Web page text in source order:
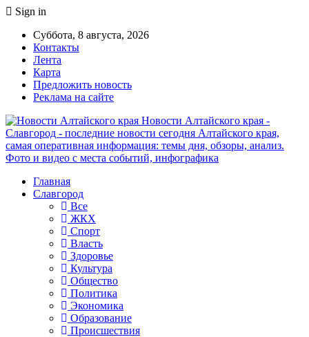
Sign in
Суббота, 8 августа, 2026
Контакты
Лента
Карта
Предложить новость
Реклама на сайте
Новости Алтайского края -
Славгород - последние новости сегодня Алтайского края,
самая оперативная информация: темы дня, обзоры, анализ.
Фото и видео с места событий, инфографика
Главная
Славгород
Все
ЖКХ
Спорт
Власть
Здоровье
Культура
Общество
Политика
Экономика
Образование
Происшествия